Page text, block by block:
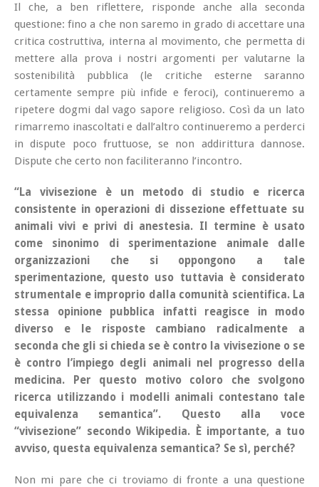
Il che, a ben riflettere, risponde anche alla seconda
questione: fino a che non saremo in grado di accettare una
critica costruttiva, interna al movimento, che permetta di
mettere alla prova i nostri argomenti per valutarne la
sostenibilità pubblica (le critiche esterne saranno
certamente sempre più infide e feroci), continueremo a
ripetere dogmi dal vago sapore religioso. Così da un lato
rimarremo inascoltati e dall’altro continueremo a perderci
in dispute poco fruttuose, se non addirittura dannose.
Dispute che certo non faciliteranno l’incontro.
“La vivisezione è un metodo di studio e ricerca
consistente in operazioni di dissezione effettuate su
animali vivi e privi di anestesia. Il termine è usato
come sinonimo di sperimentazione animale dalle
organizzazioni che si oppongono a tale
sperimentazione, questo uso tuttavia è considerato
strumentale e improprio dalla comunità scientifica. La
stessa opinione pubblica infatti reagisce in modo
diverso e le risposte cambiano radicalmente a
seconda che gli si chieda se è contro la vivisezione o se
è contro l’impiego degli animali nel progresso della
medicina. Per questo motivo coloro che svolgono
ricerca utilizzando i modelli animali contestano tale
equivalenza semantica”. Questo alla voce
“vivisezione” secondo Wikipedia. È importante, a tuo
avviso, questa equivalenza semantica? Se sì, perché?
Non mi pare che ci troviamo di fronte a una questione